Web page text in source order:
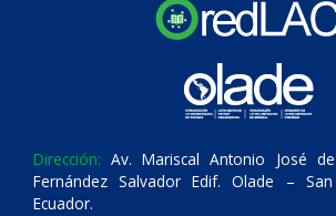
Dirección: Av. Mariscal Antonio José
Fernández Salvador Edif. Olade –
Ecuador.